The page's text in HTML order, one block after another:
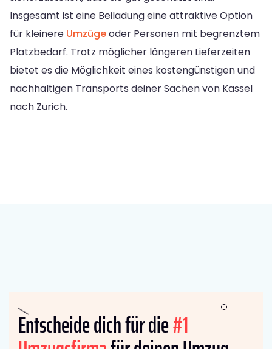
Insgesamt ist eine Beiladung eine attraktive Option
für kleinere Umzügeoder Personen mit begrenztem
Platzbedarf. Trotz möglicher längeren Lieferzeiten
bietet es die Möglichkeit eines kostengünstigen und
nachhaltigen Transports deiner Sachen von Kassel
nach Zürich.
Entscheide dich für die#1